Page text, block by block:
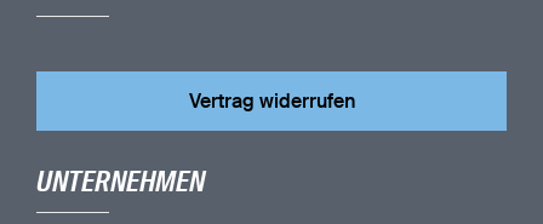
Vertrag widerrufen
UNTERNEHMEN